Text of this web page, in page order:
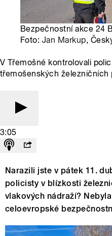
Bezpečnostní akce 24
Foto: Jan Markup,
V Třemošné kontrolovali
třemošenských železničních
3:05
Narazili jste v pátek 11.
policisty v blízkosti
vlakových nádraží?
celoevropské